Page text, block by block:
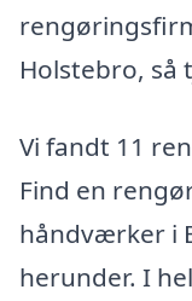
Holstebro, så
Vi fandt 11
Find en
håndværker i
herunder. I